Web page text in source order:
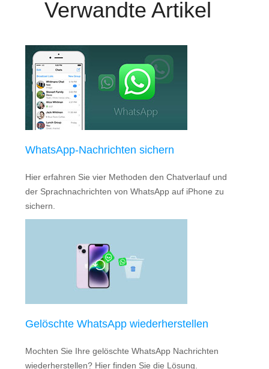
Verwandte Artikel
WhatsApp-Nachrichten sichern
Hier erfahren Sie vier Methoden den Chatverlauf und
der Sprachnachrichten von WhatsApp auf iPhone zu
sichern.
Gelöschte WhatsApp wiederherstellen
Mochten Sie Ihre gelöschte WhatsApp Nachrichten
wiederherstellen? Hier finden Sie die Lösung.